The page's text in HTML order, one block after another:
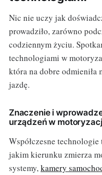
Nic nie uczy jak
prowadziło, zarówno
codziennym życiu.
technologiami w
która na dobre odmieniła
jazdę.
Znaczenie i
urządzeń w
Współczesne
jakim kierunku zmierza
systemy,kamery